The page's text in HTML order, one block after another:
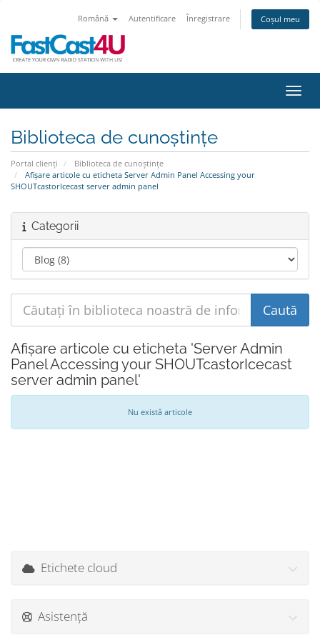
Română Autentificare Înregistrare Coșul meu
Biblioteca de cunoștințe
Portal clienți
Biblioteca de cunoștințe
Afișare articole cu eticheta Server Admin Panel Accessing your
SHOUTcastorIcecast server admin panel
Categorii
Afișare articole cu eticheta 'Server Admin
Panel Accessing your SHOUTcastorIcecast
server admin panel'
Nu există articole
Etichete cloud
Asistență